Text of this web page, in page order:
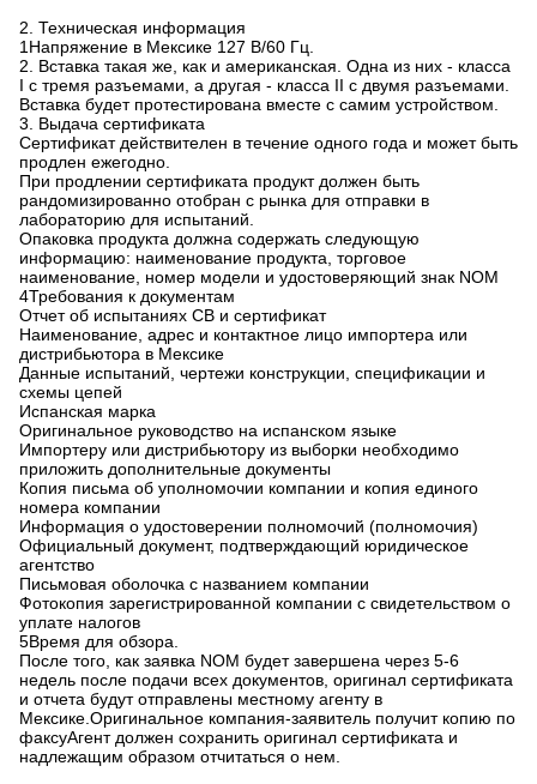
2. Техническая информация
1Напряжение в Мексике 127 В/60 Гц.
2. Вставка такая же, как и американская. Одна из них - класса
I с тремя разъемами, а другая - класса II с двумя разъемами.
Вставка будет протестирована вместе с самим устройством.
3. Выдача сертификата
Сертификат действителен в течение одного года и может быть
продлен ежегодно.
При продлении сертификата продукт должен быть
рандомизированно отобран с рынка для отправки в
лабораторию для испытаний.
Опаковка продукта должна содержать следующую
информацию: наименование продукта, торговое
наименование, номер модели и удостоверяющий знак NOM
4Требования к документам
Отчет об испытаниях CB и сертификат
Наименование, адрес и контактное лицо импортера или
дистрибьютора в Мексике
Данные испытаний, чертежи конструкции, спецификации и
схемы цепей
Испанская марка
Оригинальное руководство на испанском языке
Импортеру или дистрибьютору из выборки необходимо
приложить дополнительные документы
Копия письма об уполномочии компании и копия единого
номера компании
Информация о удостоверении полномочий (полномочия)
Официальный документ, подтверждающий юридическое
агентство
Письмовая оболочка с названием компании
Фотокопия зарегистрированной компании с свидетельством о
уплате налогов
5Время для обзора.
После того, как заявка NOM будет завершена через 5-6
недель после подачи всех документов, оригинал сертификата
и отчета будут отправлены местному агенту в
Мексике.Оригинальное компания-заявитель получит копию по
факсуАгент должен сохранить оригинал сертификата и
надлежащим образом отчитаться о нем.